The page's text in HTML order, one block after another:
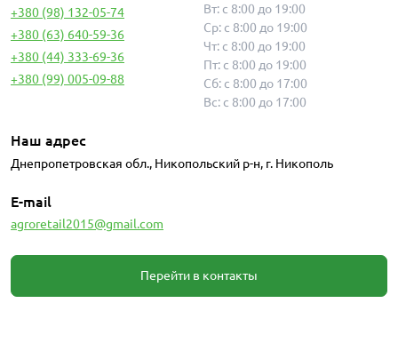
+380 (98) 132-05-74
+380 (63) 640-59-36
+380 (44) 333-69-36
+380 (99) 005-09-88
Вт: с 8:00 до 19:00
Ср: с 8:00 до 19:00
Чт: с 8:00 до 19:00
Пт: с 8:00 до 19:00
Сб: с 8:00 до 17:00
Вс: с 8:00 до 17:00
Наш адрес
Днепропетровская обл., Никопольский р-н, г. Никополь
E-mail
agroretail2015@gmail.com
Перейти в контакты